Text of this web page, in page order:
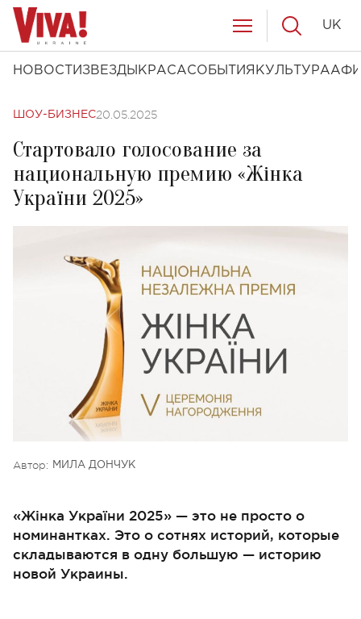
НОВОСТИ ЗВЕЗДЫ КРАСАСОБЫТИЯ КУЛЬТУРА
UK
ШОУ-БИЗНЕС20.05.2025
Стартовало голосование за
национальную премию «Жінка
України 2025»
Автор: МИЛА ДОНЧУК
«Жінка України 2025» — это не просто о
номинантках. Это о сотнях историй, которые
складываются в одну большую — историю
новой Украины.